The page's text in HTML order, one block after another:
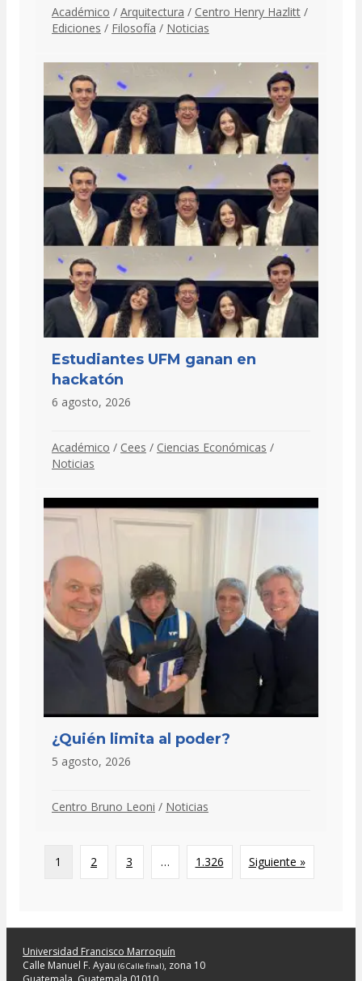
Académico / Arquitectura / Centro Henry Hazlitt /
Ediciones / Filosofía / Noticias
Estudiantes UFM ganan en
hackatón
6 agosto, 2026
Académico / Cees / Ciencias Económicas /
Noticias
¿Quién limita al poder?
5 agosto, 2026
Centro Bruno Leoni / Noticias
1 2 3 … 1.326 Siguiente »
Universidad Francisco Marroquín
Calle Manuel F. Ayau (6 Calle final), zona 10